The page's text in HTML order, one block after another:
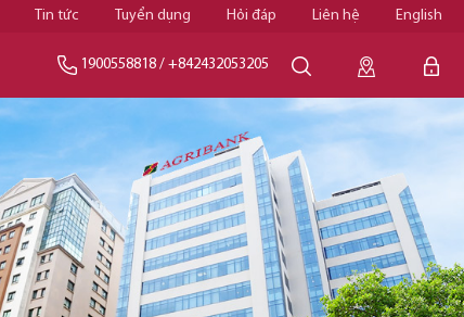
Tin tức Tuyển dụng Hỏi đáp Liên hệ English
1900558818 / +842432053205